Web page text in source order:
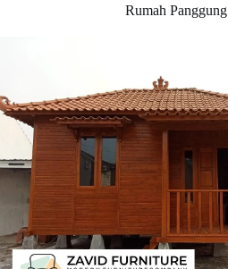
Rumah Panggung